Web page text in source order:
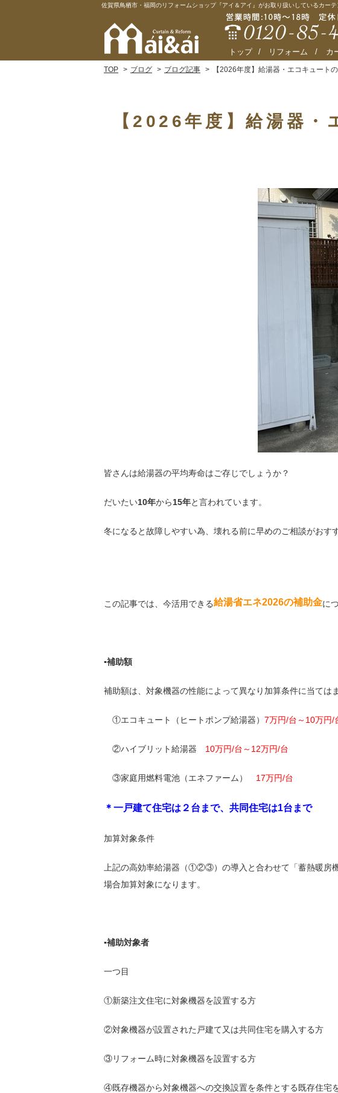
佐賀県鳥栖市・福岡のリフォームショップ『アイ＆アイ』がお取り扱いしているカーテ
トップ リフォーム カ
TOP ブログ ブログ記事 【2026年度】給湯器・エコキュート
【2026年度】給湯器
皆さんは給湯器の平均寿命はご存じでしょうか？
だいたい10年から15年と言われています。
冬になると故障しやすい為、壊れる前に早めのご相談がおす
この記事では、今活用できる給湯省エネ2026の補助金に
▪補助額
補助額は、対象機器の性能によって異なり加算条件に当ては
①エコキュート（ヒートポンプ給湯器） 7万円/台～10万円/
②ハイブリット給湯器 10万円/台～12万円/台
③家庭用燃料電池（エネファーム） 17万円/台
＊一戸建て住宅は２台まで、共同住宅は1台まで
加算対象条件
上記の高効率給湯器（①②③）の導入と合わせて「蓄熱暖房
場合加算対象になります。
▪補助対象者
一つ目
①新築注文住宅に対象機器を設置する方
②対象機器が設置された戸建て又は共同住宅を購入する方
③リフォーム時に対象機器を設置する方
④既存機器から対象機器への交換設置を条件とする既存住宅